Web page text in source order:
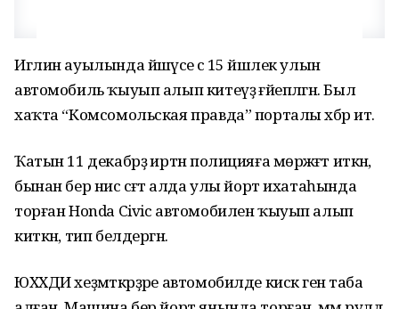
Иглин ауылында йәшәүсе әсә 15 йәшлек улын
автомобиль ҡыуып алып китеүҙә ғәйепләгән. Был
хаҡта “Комсомольская правда” порталы хәбәр итә.
Ҡатын 11 декабрҙә иртән полицияға мөрәжәғәт иткән,
бынан бер нисә сәғәт алда улы йорт ихатаһында
торған Honda Civic автомобилен ҡыуып алып
киткән, тип белдергән.
ЮХХДИ хеҙмәткәрҙәре автомобилде кискә генә таба